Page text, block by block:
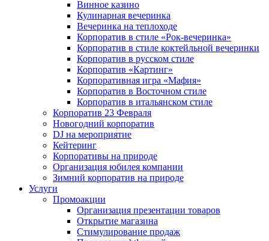
Винное казино
Кулинарная вечеринка
Вечеринка на теплоходе
Корпоратив в стиле «Рок-вечеринка»
Корпоратив в стиле коктейльной вечеринки
Корпоратив в русском стиле
Корпоратив «Картинг»
Корпоративная игра «Мафия»
Корпоратив в Восточном стиле
Корпоратив в итальянском стиле
Корпоратив 23 Февраля
Новогодний корпоратив
DJ на мероприятие
Кейтеринг
Корпоративы на природе
Организация юбилея компании
Зимний корпоратив на природе
Услуги
Промоакции
Организация презентации товаров
Открытие магазина
Стимулирование продаж